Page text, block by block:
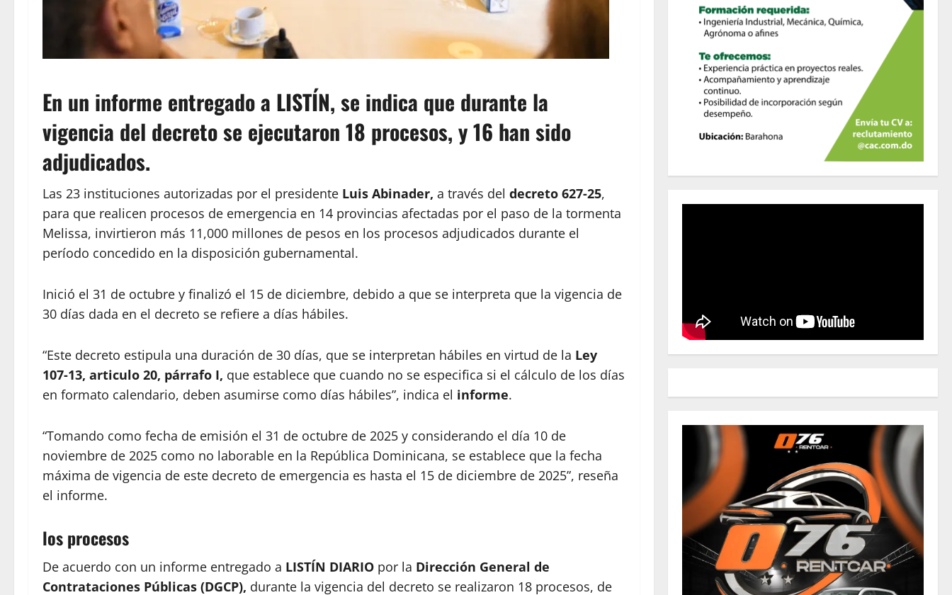
En un informe entregado a LISTÍN, se indica que durante la
vigencia del decreto se ejecutaron 18 procesos, y 16 han sido
adjudicados.
Las 23 instituciones autorizadas por el presidente Luis Abinader, a través del decreto 627-25,
para que realicen procesos de emergencia en 14 provincias afectadas por el paso de la tormenta
Melissa, invirtieron más 11,000 millones de pesos en los procesos adjudicados durante el
período concedido en la disposición gubernamental.
Inició el 31 de octubre y finalizó el 15 de diciembre, debido a que se interpreta que la vigencia de
30 días dada en el decreto se refiere a días hábiles.
“Este decreto estipula una duración de 30 días, que se interpretan hábiles en virtud de la Ley
107-13, articulo 20, párrafo I, que establece que cuando no se especifica si el cálculo de los días
en formato calendario, deben asumirse como días hábiles”, indica el informe.
“Tomando como fecha de emisión el 31 de octubre de 2025 y considerando el día 10 de
noviembre de 2025 como no laborable en la República Dominicana, se establece que la fecha
máxima de vigencia de este decreto de emergencia es hasta el 15 de diciembre de 2025”, reseña
el informe.
los procesos
De acuerdo con un informe entregado a LISTÍN DIARIO por la Dirección General de
Contrataciones Públicas (DGCP), durante la vigencia del decreto se realizaron 18 procesos, de